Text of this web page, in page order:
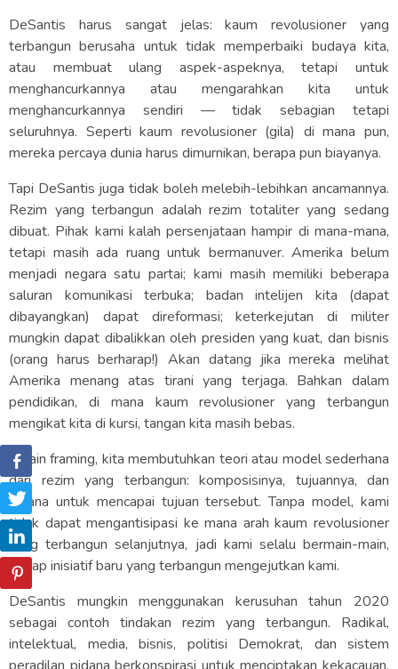
DeSantis harus sangat jelas: kaum revolusioner yang
terbangun berusaha untuk tidak memperbaiki budaya kita,
atau membuat ulang aspek-aspeknya, tetapi untuk
menghancurkannya atau mengarahkan kita untuk
menghancurkannya sendiri — tidak sebagian tetapi
seluruhnya. Seperti kaum revolusioner (gila) di mana pun,
mereka percaya dunia harus dimurnikan, berapa pun biayanya.
Tapi DeSantis juga tidak boleh melebih-lebihkan ancamannya.
Rezim yang terbangun adalah rezim totaliter yang sedang
dibuat. Pihak kami kalah persenjataan hampir di mana-mana,
tetapi masih ada ruang untuk bermanuver. Amerika belum
menjadi negara satu partai; kami masih memiliki beberapa
saluran komunikasi terbuka; badan intelijen kita (dapat
dibayangkan) dapat direformasi; keterkejutan di militer
mungkin dapat dibalikkan oleh presiden yang kuat, dan bisnis
(orang harus berharap!) Akan datang jika mereka melihat
Amerika menang atas tirani yang terjaga. Bahkan dalam
pendidikan, di mana kaum revolusioner yang terbangun
mengikat kita di kursi, tangan kita masih bebas.
Selain framing, kita membutuhkan teori atau model sederhana
dari rezim yang terbangun: komposisinya, tujuannya, dan
sarana untuk mencapai tujuan tersebut. Tanpa model, kami
tidak dapat mengantisipasi ke mana arah kaum revolusioner
yang terbangun selanjutnya, jadi kami selalu bermain-main,
setiap inisiatif baru yang terbangun mengejutkan kami.
DeSantis mungkin menggunakan kerusuhan tahun 2020
sebagai contoh tindakan rezim yang terbangun. Radikal,
intelektual, media, bisnis, politisi Demokrat, dan sistem